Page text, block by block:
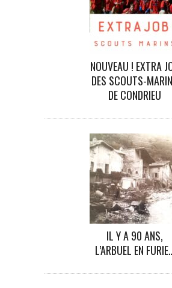
NOUVEAU ! EXTRA
DES SCOUTS-
DE CONDRIEU
IL Y A 90 ANS,
L’ARBUEL EN